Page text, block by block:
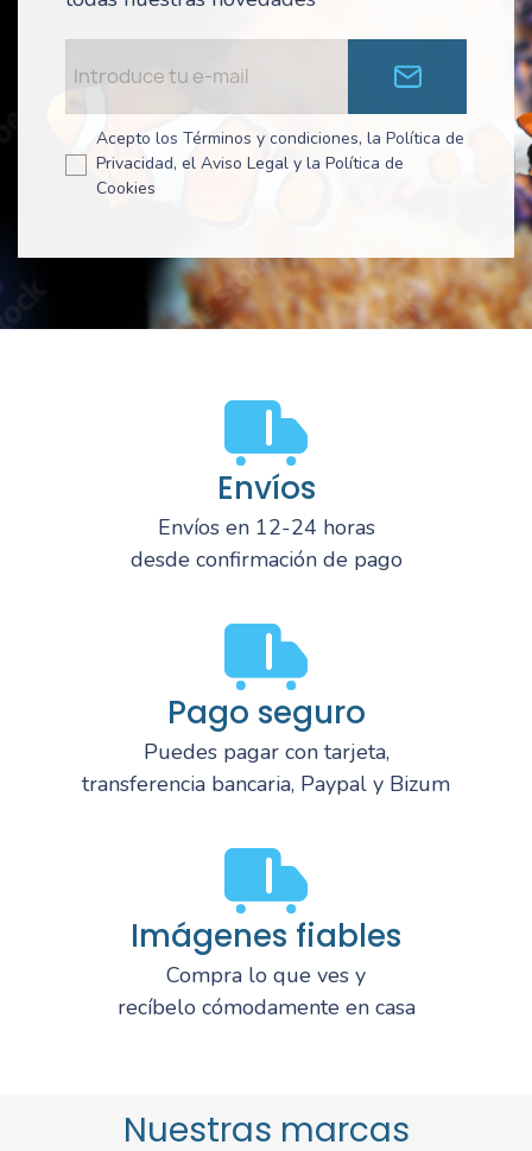
Acepto los Términos y condiciones, la Política de
Privacidad, el Aviso Legal y la Política de
Cookies
Envíos
Envíos en 12-24 horas
desde confirmación de pago
Pago seguro
Puedes pagar con tarjeta,
transferencia bancaria, Paypal y Bizum
Imágenes fiables
Compra lo que ves y
recíbelo cómodamente en casa
Nuestras marcas